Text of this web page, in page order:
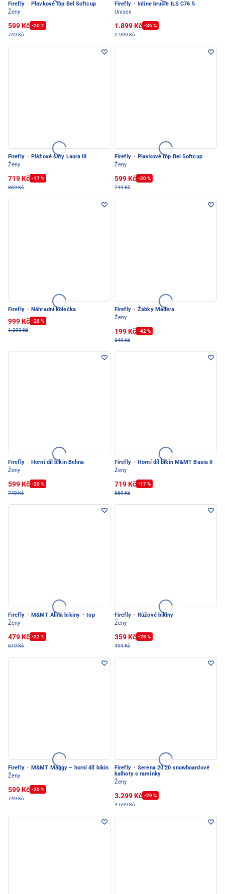
Firefly · Plavkové top Bel Softcup
Ženy
599 Kč -20 %
749 Kč
Firefly ·
Inline brusle ILS C76 5
Unisex
1.899 Kč -36 %
2.999 Kč
Firefly · Plážové šaty Laora III
Ženy
719 Kč -17 %
869 Kč
Firefly · Plavkové top Bel Softcup
Ženy
599 Kč -20 %
749 Kč
Firefly · Náhradní kolečka
999 Kč -28 %
1.399 Kč
Firefly · Žabky Madera
Ženy
199 Kč -42 %
349 Kč
Firefly · Horní díl bikin Belina
Ženy
599 Kč -20 %
749 Kč
Firefly · Horní díl bikin M&MT Basia II
Ženy
719 Kč -17 %
869 Kč
Firefly · M&MT Alina bikiny – top
Ženy
479 Kč -22 %
619 Kč
Firefly · Růžové bikiny
Ženy
359 Kč -28 %
499 Kč
Firefly · M&MT Maggy – horní díl bikin
Ženy
599 Kč -20 %
749 Kč
Firefly · Serena 20.20 snowboardové
kalhoty s ramínky
Ženy
3.299 Kč -29 %
4.699 Kč